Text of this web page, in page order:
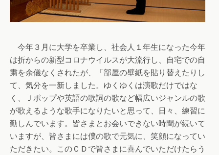
今年３月に大学を卒業し、社会人１年生になった今年
は折からの新型コロナウイルスが大流行し、自宅での自
粛を余儀なくされたが、「部屋の壁紙を貼り替えたりし
て、気分を一新しました。ゆくゆくは演歌だけではな
く、Ｊポップや英語の歌詞の歌など幅広いジャンルの歌
が歌えるような歌手になりたいと思って、日々、練習に
勤しんでいます。皆さまとお会いできない時間が続いて
いますが、皆さまには僕の歌で元気に、笑顔になってい
ただきたい。このＣＤで皆さまに喜んでいただけたらう